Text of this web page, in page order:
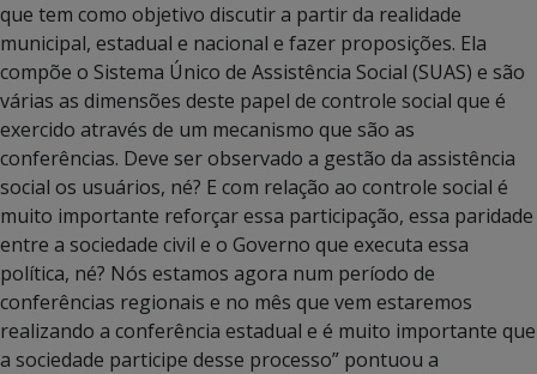
que tem como objetivo discutir a partir da realidade
municipal, estadual e nacional e fazer proposições. Ela
compõe o Sistema Único de Assistência Social (SUAS) e são
várias as dimensões deste papel de controle social que é
exercido através de um mecanismo que são as
conferências. Deve ser observado a gestão da assistência
social os usuários, né? E com relação ao controle social é
muito importante reforçar essa participação, essa paridade
entre a sociedade civil e o Governo que executa essa
política, né? Nós estamos agora num período de
conferências regionais e no mês que vem estaremos
realizando a conferência estadual e é muito importante que
a sociedade participe desse processo” pontuou a